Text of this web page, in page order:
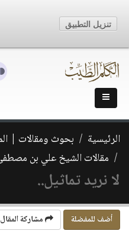
الرئيسية بحوث ومقالات |
مقالات الشيخ علي بن
لا نريد تماثيل..
أضف للمفضلة مشاركة المقال
تنزيل التطبيق